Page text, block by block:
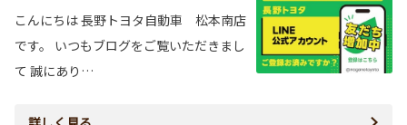
こんにちは 長野トヨタ自動車 松本南店
です。 いつもブログをご覧いただきまし
て 誠にあり…